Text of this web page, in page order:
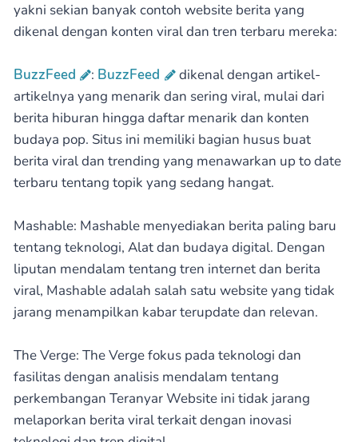
yakni sekian banyak contoh website berita yang
dikenal dengan konten viral dan tren terbaru mereka:
BuzzFeed : BuzzFeed
dikenal dengan artikel-
artikelnya yang menarik dan sering viral, mulai dari
berita hiburan hingga daftar menarik dan konten
budaya pop. Situs ini memiliki bagian husus buat
berita viral dan trending yang menawarkan up to date
terbaru tentang topik yang sedang hangat.
Mashable: Mashable menyediakan berita paling baru
tentang teknologi, Alat dan budaya digital. Dengan
liputan mendalam tentang tren internet dan berita
viral, Mashable adalah salah satu website yang tidak
jarang menampilkan kabar terupdate dan relevan.
The Verge: The Verge fokus pada teknologi dan
fasilitas dengan analisis mendalam tentang
perkembangan Teranyar Website ini tidak jarang
melaporkan berita viral terkait dengan inovasi